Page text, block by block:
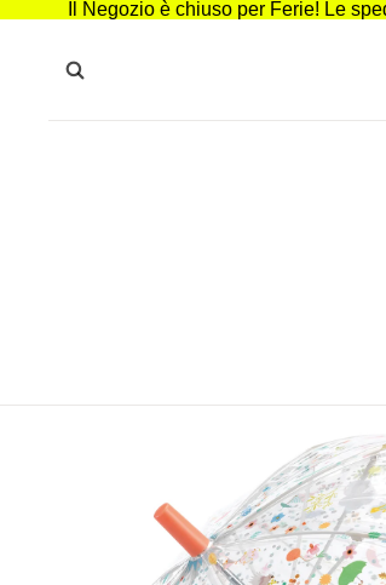
Il Negozio è chiuso per Ferie! Le